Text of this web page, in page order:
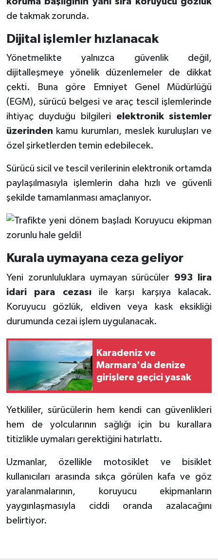
de takmak zorunda.
Dijital işlemler hızlanacak
Yönetmelikte yalnızca güvenlik değil,
dijitalleşmeye yönelik düzenlemeler de dikkat
çekti. Buna göre Emniyet Genel Müdürlüğü
(EGM), sürücü belgesi ve araç tescil işlemlerinde
ihtiyaç duyduğu bilgileri elektronik sistemler
üzerinden kamu kurumları, meslek kuruluşları ve
özel şirketlerden temin edebilecek.
Sürücü sicil ve tescil verilerinin elektronik ortamda
paylaşılmasıyla işlemlerin daha hızlı ve güvenli
şekilde tamamlanması amaçlanıyor.
Kurala uymayana ceza geliyor
Yeni zorunluluklara uymayan sürücüler 993 lira
idari para cezasıile karşı karşıya kalacak.
Koruyucu gözlük, eldiven veya kask eksikliği
durumunda cezai işlem uygulanacak.
Karadeniz ve
Marmara'da denize
girişlere geçici yasak
Yetkililer, sürücülerin hem kendi can güvenlikleri
hem de yolcularının sağlığı için bu kurallara
titizlikle uymaları gerektiğini hatırlattı.
Uzmanlar, özellikle motosiklet ve bisiklet
kullanıcıları arasında sıkça görülen kafa ve göz
yaralanmalarının, koruyucu ekipmanların
yaygınlaşmasıyla ciddi oranda azalacağını
belirtiyor.